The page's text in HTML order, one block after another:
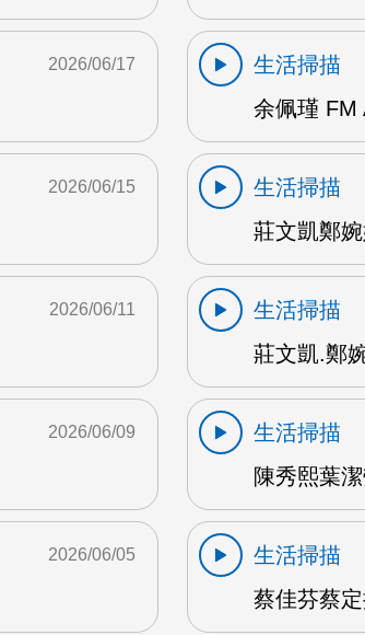
2026/06/17
生活掃描
余佩瑾 FM
2026/06/15
生活掃描
莊文凱鄭
2026/06/11
生活掃描
莊文凱.鄭
2026/06/09
生活掃描
陳秀熙葉
2026/06/05
生活掃描
蔡佳芬蔡